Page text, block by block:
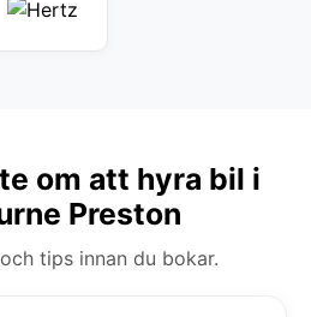
om att hyra bil i
Preston
tips innan du bokar.